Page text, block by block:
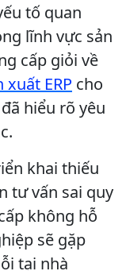
tố quan
lĩnh vực sản
cấp giỏi về
ERP cho
hiểu rõ yêu
khai thiếu
tư vấn sai quy
không hỗ
sẽ gặp
tại nhà